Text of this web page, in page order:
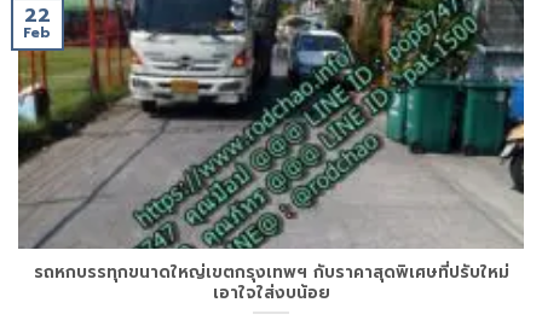
รถหกบรรทุกขนาดใหญ่เขตกรุงเทพฯ กับราคาสุดพิเศษที่ปรับใหม่
เอาใจใส่งบน้อย
22
Feb